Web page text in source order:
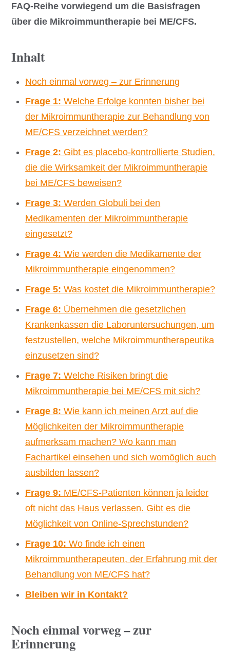
FAQ-Reihe vorwiegend um die Basisfragen
über die Mikroimmuntherapie bei ME/CFS.
Inhalt
Noch einmal vorweg – zur Erinnerung
Frage 1:Welche Erfolge konnten bisher bei
der Mikroimmuntherapie zur Behandlung von
ME/CFS verzeichnet werden?
Frage 2: Gibt es placebo-kontrollierte Studien,
die die Wirksamkeit der Mikroimmuntherapie
bei ME/CFS beweisen?
Frage 3:Werden Globuli bei den
Medikamenten der Mikroimmuntherapie
eingesetzt?
Frage 4:Wie werden die Medikamente der
Mikroimmuntherapie eingenommen?
Frage 5:Was kostet die Mikroimmuntherapie?
Frage 6: Übernehmen die gesetzlichen
Krankenkassen die Laboruntersuchungen, um
festzustellen, welche Mikroimmuntherapeutika
einzusetzen sind?
Frage 7:Welche Risiken bringt die
Mikroimmuntherapie bei ME/CFS mit sich?
Frage 8:Wie kann ich meinen Arzt auf die
Möglichkeiten der Mikroimmuntherapie
aufmerksam machen? Wo kann man
Fachartikel einsehen und sich womöglich auch
ausbilden lassen?
Frage 9: ME/CFS-Patienten können ja leider
oft nicht das Haus verlassen. Gibt es die
Möglichkeit von Online-Sprechstunden?
Frage 10:Wo finde ich einen
Mikroimmuntherapeuten, der Erfahrung mit der
Behandlung von ME/CFS hat?
Bleiben wir in Kontakt?
Noch einmal vorweg – zur
Erinnerung